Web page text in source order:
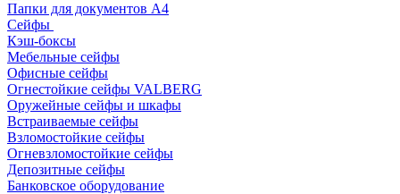
Папки для документов A4
Сейфы
Кэш-боксы
Мебельные сейфы
Офисные сейфы
Огнестойкие сейфы VALBERG
Оружейные сейфы и шкафы
Встраиваемые сейфы
Взломостойкие сейфы
Огневзломостойкие сейфы
Депозитные сейфы
Банковское оборудование